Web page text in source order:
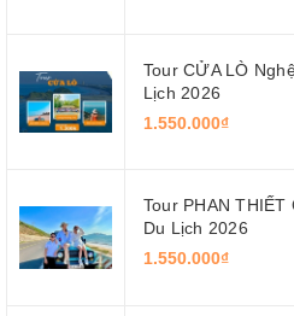
Tour CỬA LÒ
Lịch 2026
1.550.000₫
Tour PHAN THIẾT
Du Lịch 2026
1.550.000₫